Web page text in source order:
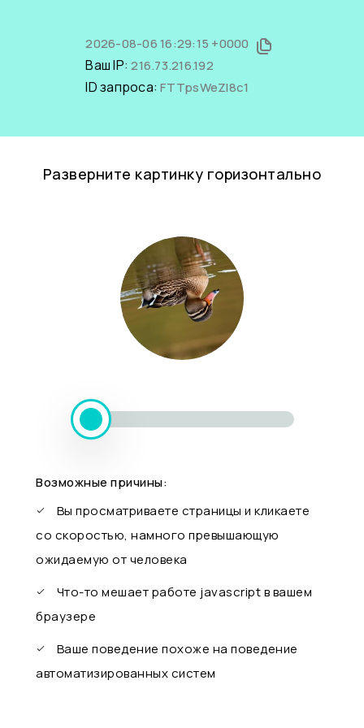
2026-08-06 16:29:15 +0000
Ваш IP:216.73.216.192
ID запроса:FTTpsWeZI8c1
Разверните картинку горизонтально
Возможные причины:
Вы просматриваете страницы и кликаете
со скоростью, намного превышающую
ожидаемую от человека
Что-то мешает работе javascript в вашем
браузере
Ваше поведение похоже на поведение
автоматизированных систем